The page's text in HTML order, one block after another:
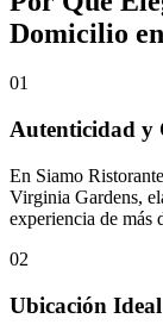
Domicilio
01
Autenticidad y
En Siamo
Virginia Gardens,
experiencia de más
02
Ubicación